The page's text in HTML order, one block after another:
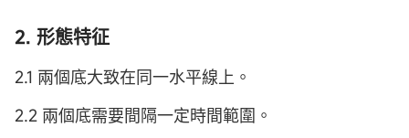
2. 形態特征
2.1 兩個底大致在同一水平線上。
2.2 兩個底需要間隔一定時間範圍。